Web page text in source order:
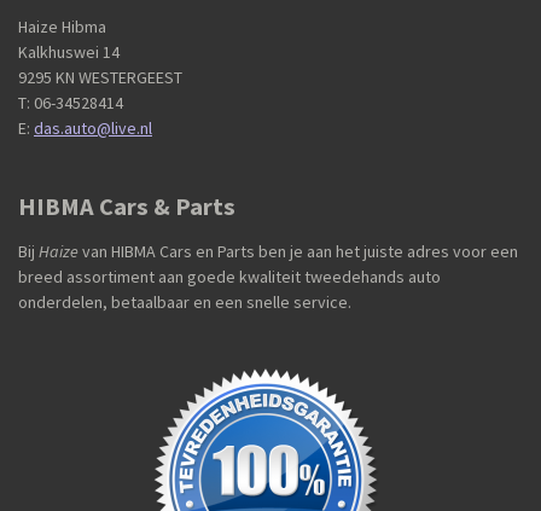
Haize Hibma
Kalkhuswei 14
9295 KN WESTERGEEST
T: 06-34528414
E: das.auto@live.nl
HIBMA Cars & Parts
Bij Haizevan HIBMA Cars en Parts ben je aan het juiste adres voor een
breed assortiment aan goede kwaliteit tweedehands auto
onderdelen, betaalbaar en een snelle service.